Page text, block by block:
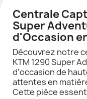
Centrale
Super
d'Occasion
Découvrez notre
KTM 1290 Super
d'occasion de
attentes en
Cette pièce